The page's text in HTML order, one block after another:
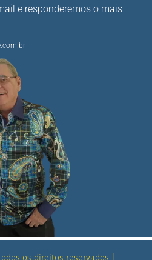
e responderemos o mais
os direitos reservados |